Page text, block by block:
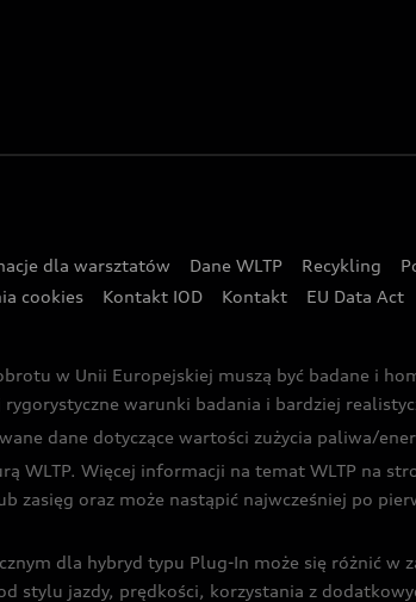
dla warsztatów Dane WLTP Recykling
cookies Kontakt IOD Kontakt EU Data Act
w Unii Europejskiej muszą być badane i
warunki badania i bardziej
dane dotyczące wartości zużycia paliwa/
WLTP. Więcej informacji na temat WLTP na
zasięg oraz może nastąpić najwcześniej po
dla hybryd typu Plug-In może się różnić w
stylu jazdy, prędkości, korzystania z